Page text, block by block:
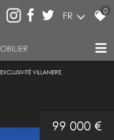
FR 0
EXCLUSIVITÉ VILLANIERE,
99 000 €